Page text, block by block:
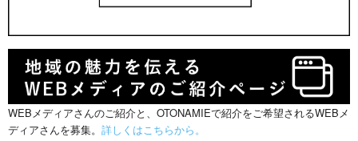
WEBメディアさんのご紹介と、OTONAMIEで紹介をご希望されるWEBメ
ディアさんを募集。 詳しくはこちらから。